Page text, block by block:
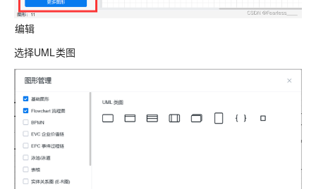
编辑
选择UML类图